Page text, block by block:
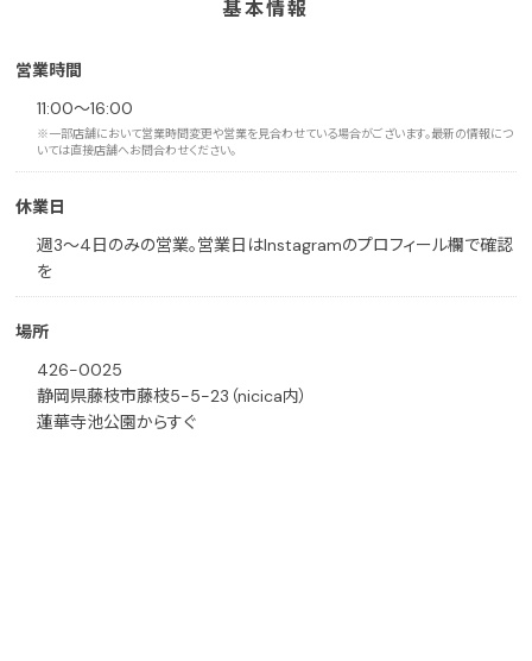
基本情報
営業時間
11:00～16:00
※一部店舗において営業時間変更や営業を見合わせている場合がございます。最新の情報につ
いては直接店舗へお問合わせください。
休業日
週3〜4日のみの営業。営業日はInstagramのプロフィール欄で確認
を
場所
426-0025
静岡県藤枝市藤枝5-5-23（nicica内）
蓮華寺池公園からすぐ